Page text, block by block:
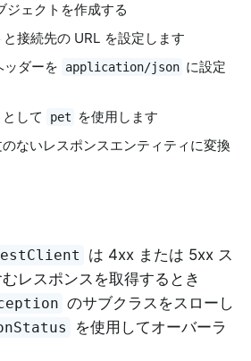
ジェクトを作成する
接続先の URL を設定します
ッダーを application/json に設定
して
pet
を使用します
ないレスポンスエンティティに変換
は 4xx または 5xx ス
レスポンスを取得するとき
のサブクラスをスローし
を使用してオーバーラ